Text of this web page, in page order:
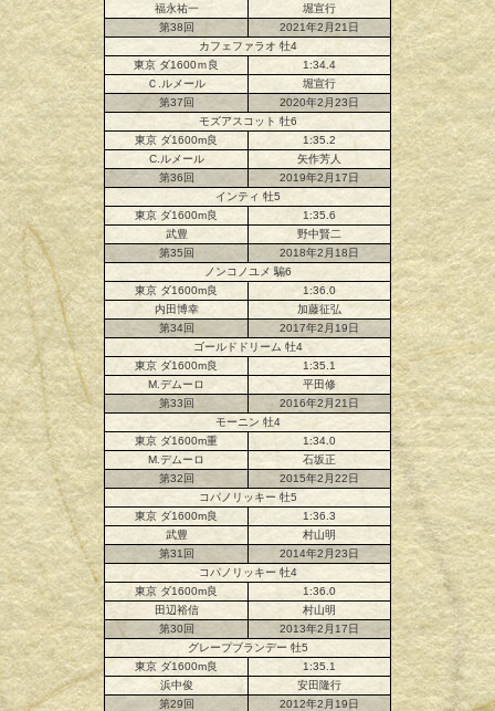
福永祐一
堀宣行
第38回
2021年2月21日
カフェファラオ 牡4
東京 ダ1600ｍ良
1:34.4
Ｃ.ルメール
堀宣行
第37回
2020年2月23日
モズアスコット 牡6
東京 ダ1600m良
1:35.2
C.ルメール
矢作芳人
第36回
2019年2月17日
インティ 牡5
東京 ダ1600m良
1:35.6
武豊
野中賢二
第35回
2018年2月18日
ノンコノユメ 騸6
東京 ダ1600m良
1:36.0
内田博幸
加藤征弘
第34回
2017年2月19日
ゴールドドリーム 牡4
東京 ダ1600m良
1:35.1
M.デムーロ
平田修
第33回
2016年2月21日
モーニン 牡4
東京 ダ1600m重
1:34.0
M.デムーロ
石坂正
第32回
2015年2月22日
コパノリッキー 牡5
東京 ダ1600m良
1:36.3
武豊
村山明
第31回
2014年2月23日
コパノリッキー 牡4
東京 ダ1600m良
1:36.0
田辺裕信
村山明
第30回
2013年2月17日
グレープブランデー 牡5
東京 ダ1600m良
1:35.1
浜中俊
安田隆行
第29回
2012年2月19日